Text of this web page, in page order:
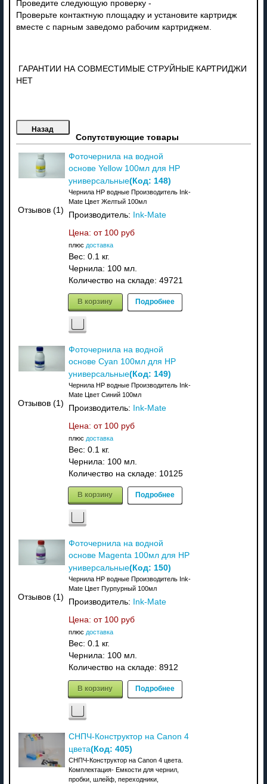
Проведите следующую проверку -
Проверьте контактную площадку и установите картридж
вместе с парным заведомо рабочим картриджем.
ГАРАНТИИ НА СОВМЕСТИМЫЕ СТРУЙНЫЕ КАРТРИДЖИ
НЕТ
Сопутствующие товары
Отзывов (1)
Фоточернила на водной
основе Yellow 100мл для HP
универсальные(Код: 148)
Чернила HP водные Производитель Ink-
Mate Цвет Желтый 100мл
Производитель: Ink-Mate
Цена: от 100 руб
плюс доставка
Вес: 0.1 кг.
Чернила: 100 мл.
Количество на складе: 49721
В корзину Подробнее
Отзывов (1)
Фоточернила на водной
основе Cyan 100мл для HP
универсальные(Код: 149)
Чернила HP водные Производитель Ink-
Mate Цвет Синий 100мл
Производитель: Ink-Mate
Цена: от 100 руб
плюс доставка
Вес: 0.1 кг.
Чернила: 100 мл.
Количество на складе: 10125
В корзину Подробнее
Отзывов (1)
Фоточернила на водной
основе Magenta 100мл для HP
универсальные(Код: 150)
Чернила HP водные Производитель Ink-
Mate Цвет Пурпурный 100мл
Производитель: Ink-Mate
Цена: от 100 руб
плюс доставка
Вес: 0.1 кг.
Чернила: 100 мл.
Количество на складе: 8912
В корзину Подробнее
СНПЧ-Конструктор на Canon 4
цвета(Код: 405)
СНПЧ-Конструктор на Canon 4 цвета.
Комплектация- Емкости для чернил,
пробки, шлейф, переходники,